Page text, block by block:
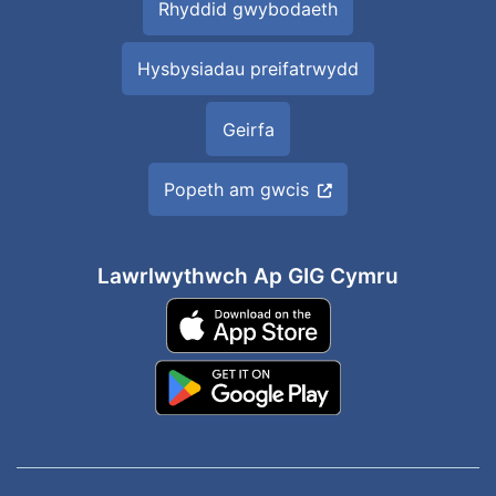
Rhyddid gwybodaeth
Hysbysiadau preifatrwydd
Geirfa
Popeth am gwcis
Lawrlwythwch Ap GIG Cymru